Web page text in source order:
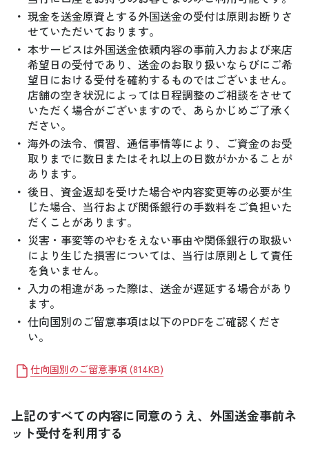
・ 現金を送金原資とする外国送金の受付は原則お断りさ
せていただいております。
・ 本サービスは外国送金依頼内容の事前入力および来店
希望日の受付であり、送金のお取り扱いならびにご希
望日における受付を確約するものではございません。
店舗の空き状況によっては日程調整のご相談をさせて
いただく場合がございますので、あらかじめご了承く
ださい。
・ 海外の法令、慣習、通信事情等により、ご資金のお受
取りまでに数日またはそれ以上の日数がかかることが
あります。
・ 後日、資金返却を受けた場合や内容変更等の必要が生
じた場合、当行および関係銀行の手数料をご負担いた
だくことがあります。
・ 災害・事変等のやむをえない事由や関係銀行の取扱い
により生じた損害については、当行は原則として責任
を負いません。
・ 入力の相違があった際は、送金が遅延する場合があり
ます。
・ 仕向国別のご留意事項は以下のPDFをご確認くださ
い。
仕向国別のご留意事項 (814KB)
上記のすべての内容に同意のうえ、外国送金事前ネ
ット受付を利用する